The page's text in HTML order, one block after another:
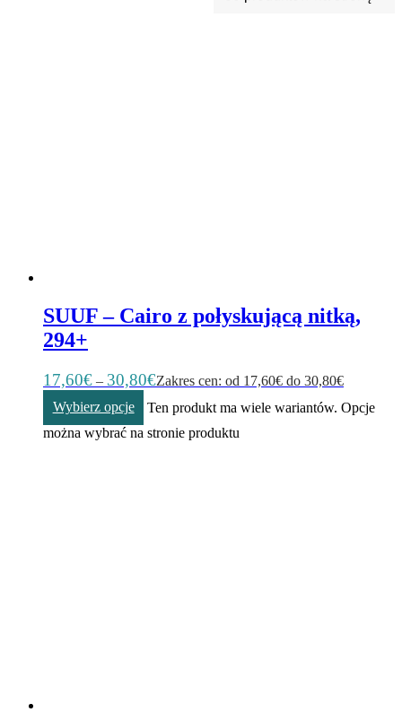
SUUF – Cairo z połyskującą nitką,
294+
17,60€ – 30,80€Zakres cen: od 17,60€ do 30,80€
Wybierz opcje
Ten produkt ma wiele wariantów. Opcje
można wybrać na stronie produktu